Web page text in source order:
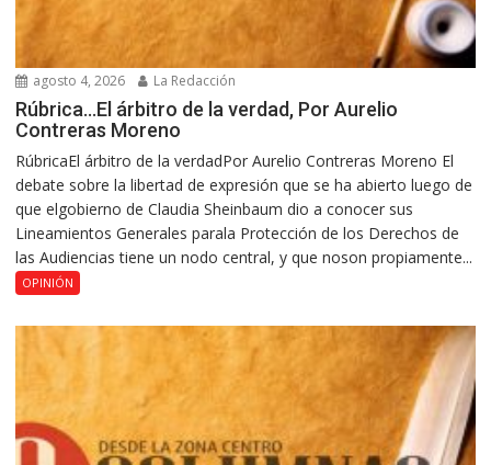
agosto 4, 2026 La Redacción
Rúbrica…El árbitro de la verdad, Por Aurelio
Contreras Moreno
RúbricaEl árbitro de la verdadPor Aurelio Contreras Moreno El
debate sobre la libertad de expresión que se ha abierto luego de
que elgobierno de Claudia Sheinbaum dio a conocer sus
Lineamientos Generales parala Protección de los Derechos de
las Audiencias tiene un nodo central, y que noson propiamente...
OPINIÓN